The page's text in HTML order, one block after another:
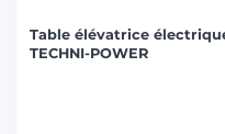
Table élévatrice
TECHNI-POWER